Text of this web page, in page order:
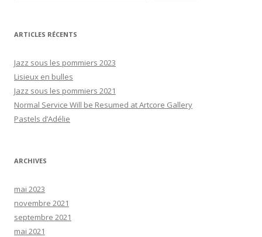
ARTICLES RÉCENTS
Jazz sous les pommiers 2023
Lisieux en bulles
Jazz sous les pommiers 2021
Normal Service Will be Resumed at Artcore Gallery
Pastels d’Adélie
ARCHIVES
mai 2023
novembre 2021
septembre 2021
mai 2021